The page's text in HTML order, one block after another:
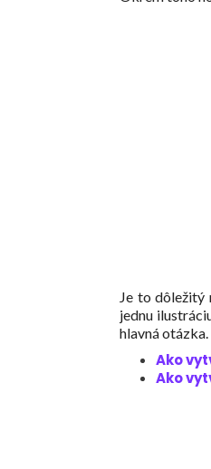
Je to dôležitý
jednu
hlavná
Ako
Ako